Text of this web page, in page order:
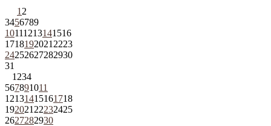
1 2
3456789
10111213141516
1718192021 2223
24252627282930
31
1 234
567891011
12131415161718
192021 22232425
2627282930